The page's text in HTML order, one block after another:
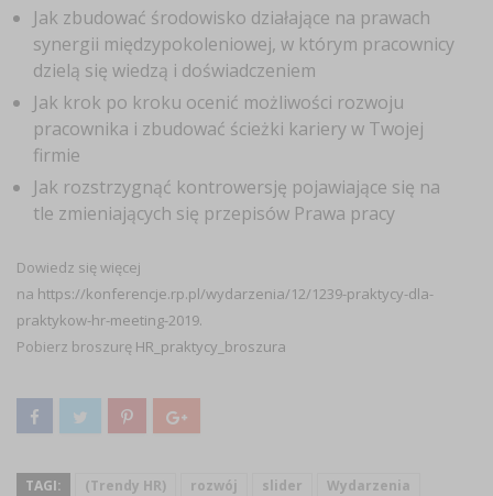
Jak zbudować środowisko działające na prawach
synergii międzypokoleniowej, w którym pracownicy
dzielą się wiedzą i doświadczeniem
Jak krok po kroku ocenić możliwości rozwoju
pracownika i zbudować ścieżki kariery w Twojej
firmie
Jak rozstrzygnąć kontrowersję pojawiające się na
tle zmieniających się przepisów Prawa pracy
Dowiedz się więcej
na https://konferencje.rp.pl/wydarzenia/12/1239-praktycy-dla-
praktykow-hr-meeting-2019.
Pobierz broszurę HR_praktycy_broszura
TAGI: (Trendy HR) rozwój slider
Wydarzenia